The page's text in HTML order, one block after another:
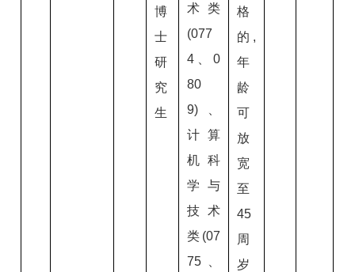
博
士
研
究
生
格
的,
年
龄
可
放
宽
至
45
周
岁
术类
(077
4、0
80
9)、
计算
机科
学与
技术
类(07
75、